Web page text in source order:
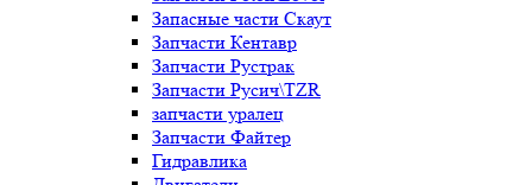
Запасные части Скаут
Запчасти Кентавр
Запчасти Рустрак
Запчасти Русич\TZR
запчасти уралец
Запчасти Файтер
Гидравлика